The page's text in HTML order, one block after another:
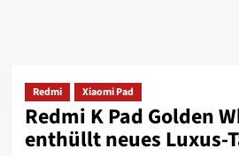
Redmi Xiaomi Pad
Redmi K Pad Golden
enthüllt neues Luxus-